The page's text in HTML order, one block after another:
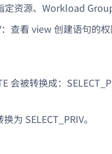
定资源、Workload
查看 view 创建语句的权
会被转换成：
为 SELECT_PRIV。